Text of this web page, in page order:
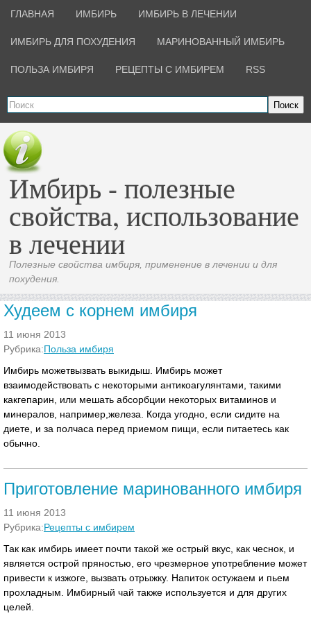
ГЛАВНАЯ ИМБИРЬ ИМБИРЬ В ЛЕЧЕНИИ
ИМБИРЬ ДЛЯ ПОХУДЕНИЯ МАРИНОВАННЫЙ ИМБИРЬ
ПОЛЬЗА ИМБИРЯ РЕЦЕПТЫ С ИМБИРЕМ RSS
Поиск
Имбирь - полезные
свойства, использование
в лечении
Полезные свойства имбиря, применение в лечении и для
похудения.
Худеем с корнем имбиря
11 июня 2013
Рубрика:Польза имбиря
Имбирь можетвызвать выкидыш. Имбирь может
взаимодействовать с некоторыми антикоагулянтами, такими
какгепарин, или мешать абсорбции некоторых витаминов и
минералов, например,железа. Когда угодно, если сидите на
диете, и за полчаса перед приемом пищи, если питаетесь как
обычно.
Приготовление маринованного имбиря
11 июня 2013
Рубрика:Рецепты с имбирем
Так как имбирь имеет почти такой же острый вкус, как чеснок, и
является острой пряностью, его чрезмерное употребление может
привести к изжоге, вызвать отрыжку. Напиток остужаем и пьем
прохладным. Имбирный чай также используется и для других
целей.